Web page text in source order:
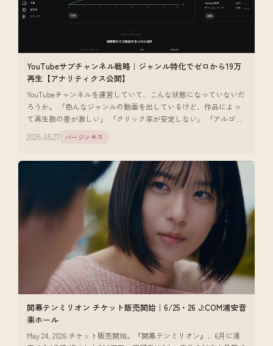
YouTubeサブチャンネル戦略｜ジャンル特化でゼロから19万
再生【アナリティクス公開】
YouTubeチャンネルを運営していて、こんな状態になっていないだ
ろうか。 「色んなジャンルの動画を出しているけど、作品によっ
て再生数の差が激しい」 「クリック率が安定しない」 「アルゴリ
2026.05.27 バージンキス
開幕テンミリオン チケット販売開始｜6/25・26 J:COM浦安音
楽ホール
May 24, 2026 チケット販売開始。『開幕テンミリオン』、6月に浦